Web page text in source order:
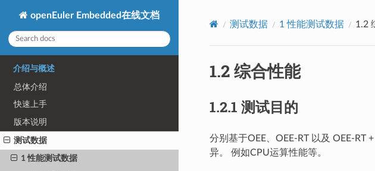
openEuler Embedded在线文档
介绍与概述
总体介绍
快速上手
版本说明
测试数据
1 性能测试数据
测试数据 1 性能测试数据 1.2
1.2 综合性能
1.2.1 测试目的
分别基于OEE、OEE-RT 以及 OEE-RT
异。 例如CPU运算性能等。